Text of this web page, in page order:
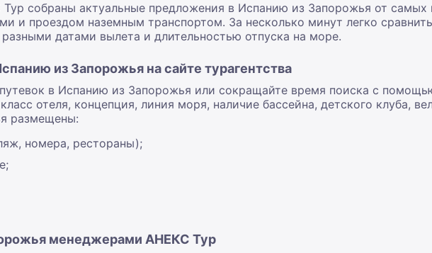
Тур собраны актуальные предложения в Испанию из Запорожья от
и проездом наземным транспортом. За несколько минут легко сравнить
датами вылета и длительностью отпуска на море.
из Запорожья на сайте турагентства
в Испанию из Запорожья или сокращайте время поиска с
отеля, концепция, линия моря, наличие бассейна, детского клуба,
размещены:
номера, рестораны);
менеджерами АНЕКС Тур